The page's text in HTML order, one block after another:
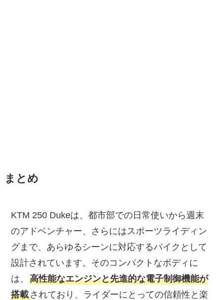
まとめ
KTM 250 Dukeは、都市部での日常使いから週末
のアドベンチャー、さらにはスポーツライディン
グまで、あらゆるシーンに対応するバイクとして
設計されています。そのコンパクトなボディに
は、高性能なエンジンと先進的な電子制御機能が
搭載されており、ライダーにとっての信頼性と楽